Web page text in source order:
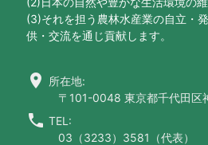
(3)それを担う農林水産業の自立・
供・交流を通じ貢献します。
location_on 所在地:
〒101-0048 東京都千代田区
call TEL:
03（3233）3581（代表）